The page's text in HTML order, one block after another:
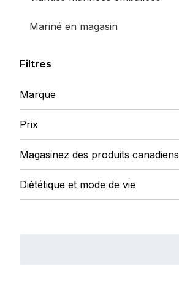
Mariné en magasin
Filtres
Marque
Prix
Magasinez des produits canadiens
Diététique et mode de vie